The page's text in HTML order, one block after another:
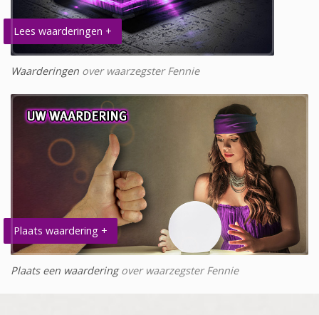
Lees waarderingen +
Waarderingen over waarzegster Fennie
Plaats waardering +
Plaats een waarderingover waarzegster Fennie